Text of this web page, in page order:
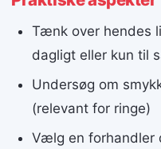
Tænk over hendes
dagligt eller kun til
Undersøg om
(relevant for ringe)
Vælg en forhandler